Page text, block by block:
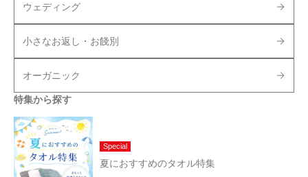
ウェディング
小さなお返し・お餞別
オーガニック
特集から探す
Special
夏におすすめのタオル特集